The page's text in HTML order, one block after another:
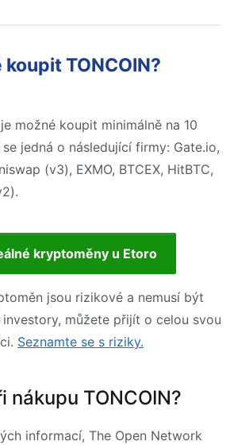
TONCOIN?
možné koupit minimálně na 10
jedná o následující firmy: Gate.io,
(v3), EXMO, BTCEX, HitBTC,
kryptoměny u Etoro
jsou rizikové a nemusí být
můžete přijít o celou svou
Seznamte se s riziky.
nákupu TONCOIN?
informací, The Open Network